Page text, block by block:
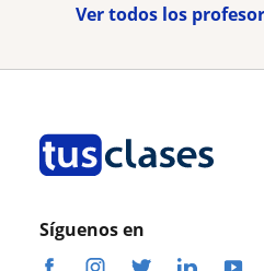
Ver todos los
Síguenos en